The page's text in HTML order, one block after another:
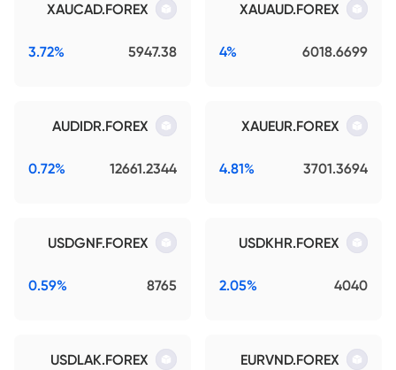
XAUAUD.FOREX
6018.6699
4%
XAUCAD.FOREX
5947.38
3.72%
XAUEUR.FOREX
3701.3694
4.81%
AUDIDR.FOREX
12661.2344
0.72%
USDKHR.FOREX
4040
2.05%
USDGNF.FOREX
8765
0.59%
EURVND.FOREX
USDLAK.FOREX